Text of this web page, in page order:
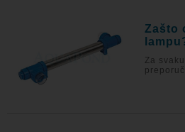
Zašto
Za